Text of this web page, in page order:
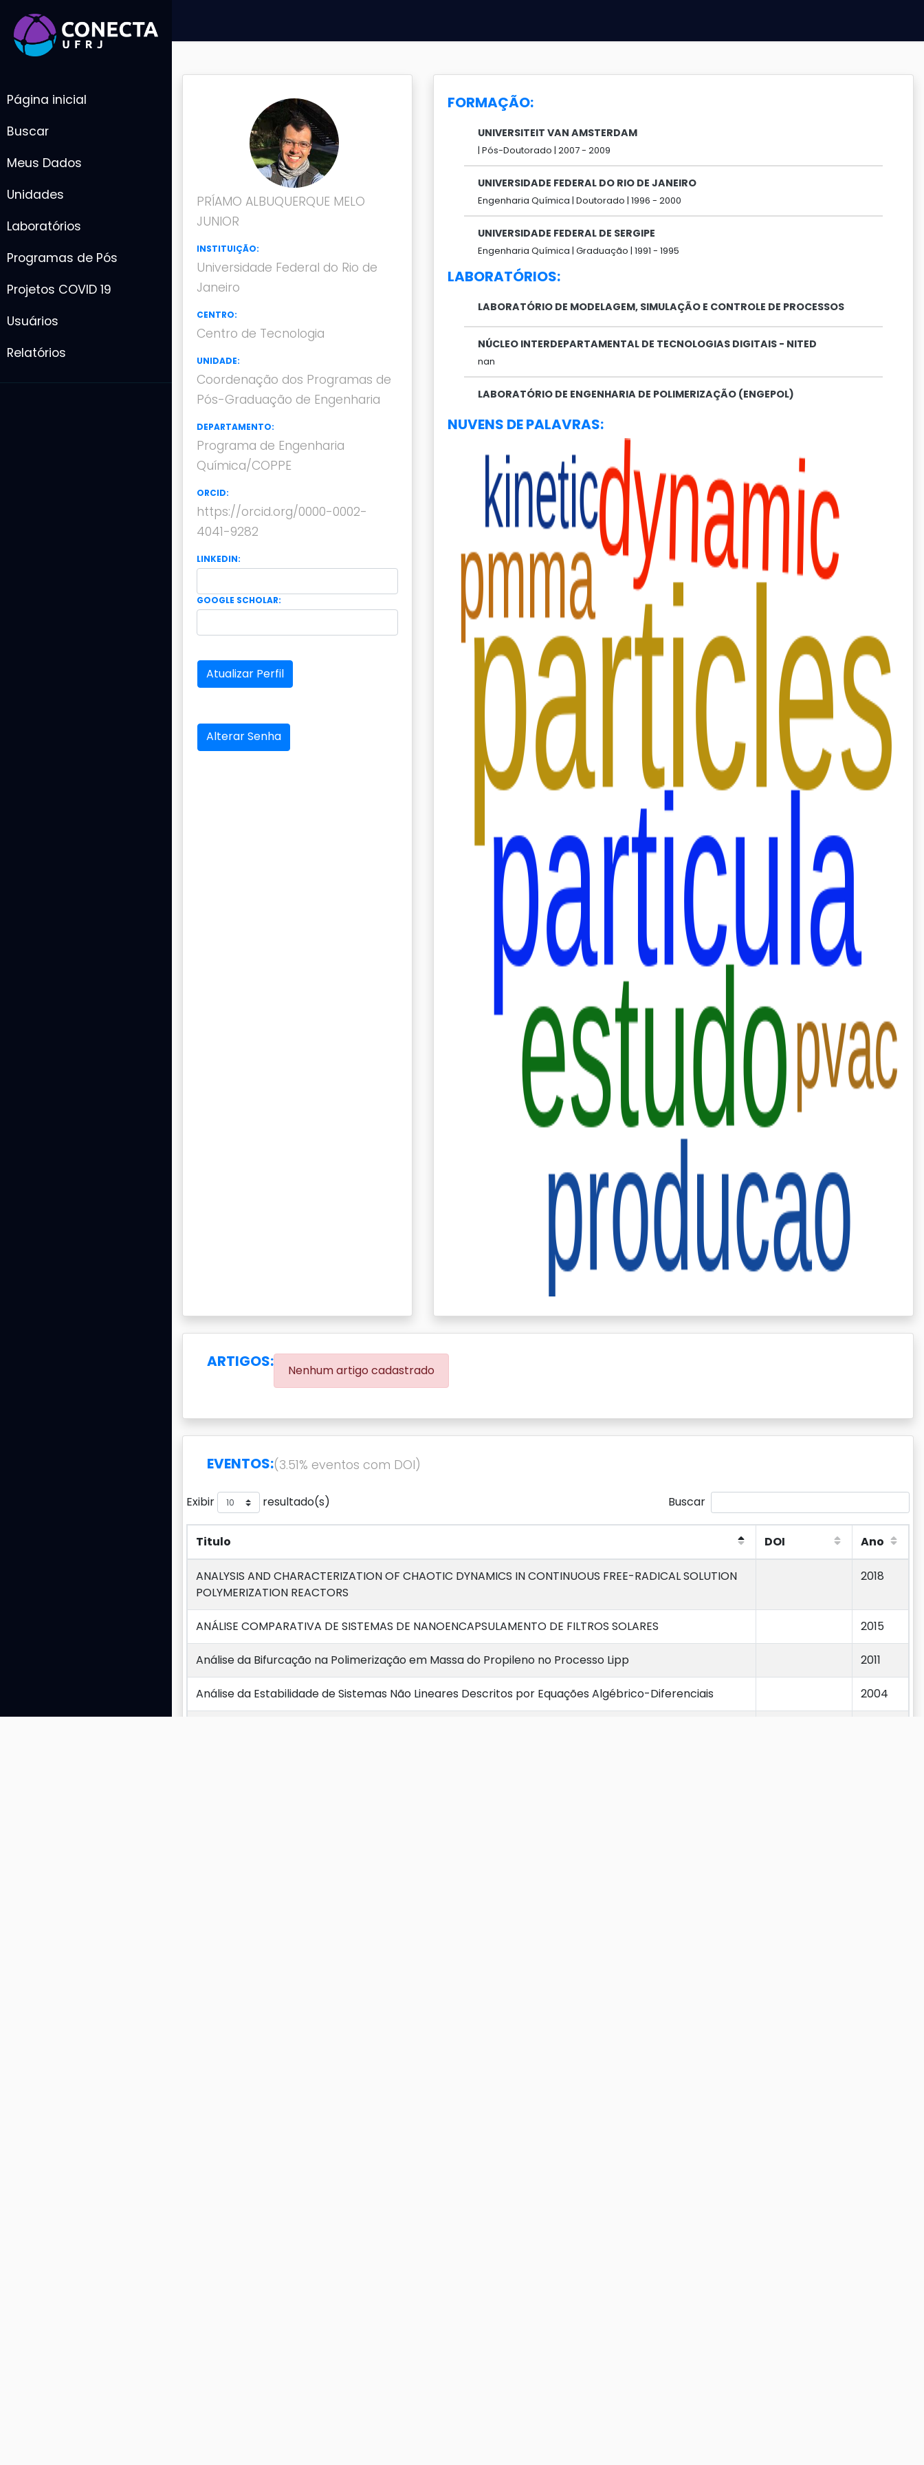
Página inicial
Buscar
Meus Dados
Unidades
Laboratórios
Programas de Pós
Projetos COVID 19
Usuários
Relatórios
PRÍAMO ALBUQUERQUE MELO
JUNIOR
INSTITUIÇÃO:
Universidade Federal do Rio de
Janeiro
CENTRO:
Centro de Tecnologia
UNIDADE:
Coordenação dos Programas de
Pós-Graduação de Engenharia
DEPARTAMENTO:
Programa de Engenharia
Química/COPPE
ORCID:
https://orcid.org/0000-0002-
4041-9282
LINKEDIN:
GOOGLE SCHOLAR:
Atualizar Perfil
Alterar Senha
FORMAÇÃO:
UNIVERSITEIT VAN AMSTERDAM
| Pós-Doutorado | 2007 - 2009
UNIVERSIDADE FEDERAL DO RIO DE JANEIRO
Engenharia Química | Doutorado | 1996 - 2000
UNIVERSIDADE FEDERAL DE SERGIPE
Engenharia Química | Graduação | 1991 - 1995
LABORATÓRIOS:
LABORATÓRIO DE MODELAGEM, SIMULAÇÃO E CONTROLE DE PROCESSOS
NÚCLEO INTERDEPARTAMENTAL DE TECNOLOGIAS DIGITAIS - NITED
nan
LABORATÓRIO DE ENGENHARIA DE POLIMERIZAÇÃO (ENGEPOL)
NUVENS DE PALAVRAS:
ARTIGOS: Nenhum artigo cadastrado
EVENTOS:(3.51% eventos com DOI)
Exibir resultado(s) Buscar
Titulo DOI
Ano
ANALYSIS AND CHARACTERIZATION OF CHAOTIC DYNAMICS IN CONTINUOUS FREE-RADICAL SOLUTION
POLYMERIZATION REACTORS
2018
ANÁLISE COMPARATIVA DE SISTEMAS DE NANOENCAPSULAMENTO DE FILTROS SOLARES 2015
Análise da Bifurcação na Polimerização em Massa do Propileno no Processo Lipp 2011
Análise da Estabilidade de Sistemas Não Lineares Descritos por Equações Algébrico-Diferenciais 2004